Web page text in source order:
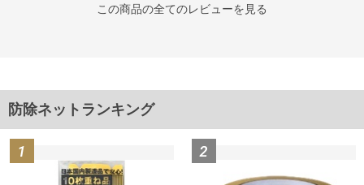
この商品の全てのレビューを見る
防除ネットランキング